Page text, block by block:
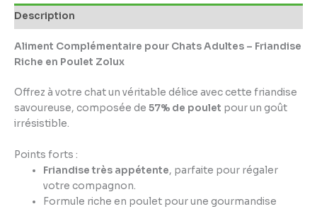
Description
Aliment Complémentaire pour Chats Adultes – Friandise
Riche en Poulet Zolux
Offrez à votre chat un véritable délice avec cette friandise
savoureuse, composée de 57% de poulet pour un goût
irrésistible.
Points forts :
Friandise très appétente, parfaite pour régaler
votre compagnon.
Formule riche en poulet pour une gourmandise